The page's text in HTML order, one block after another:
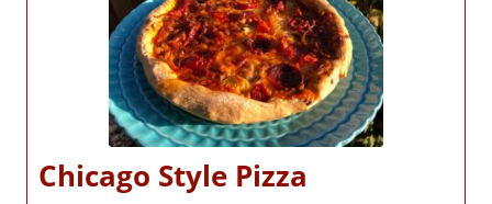
Chicago Style Pizza